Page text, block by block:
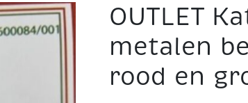
OUTLET Kattebelletjes / metalen belletjes,
OUTLET
metalen
rood en